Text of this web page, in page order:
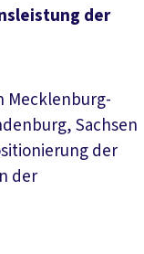
der
Mecklenburg-
Sachsen
der
der